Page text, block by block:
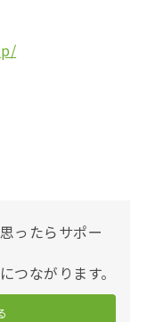
ったらサポー
つながります。